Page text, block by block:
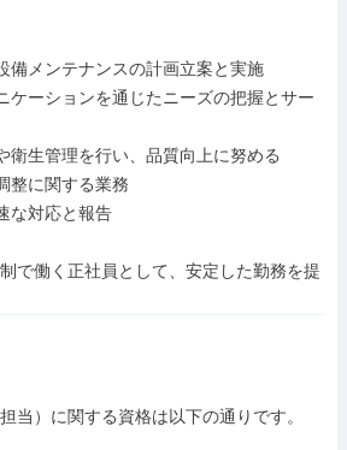
備メンテナンスの計画立案と実施
ケーションを通じたニーズの把握とサー
衛生管理を行い、品質向上に努める
整に関する業務
な対応と報告
で働く正社員として、安定した勤務を提
当）に関する資格は以下の通りです。